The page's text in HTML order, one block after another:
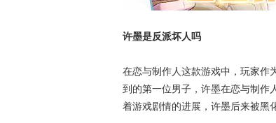
许墨是反派坏人吗
在恋与制作人这款游戏中，玩家作
到的第一位男子，许墨在恋与制作
着游戏剧情的进展，许墨后来被黑